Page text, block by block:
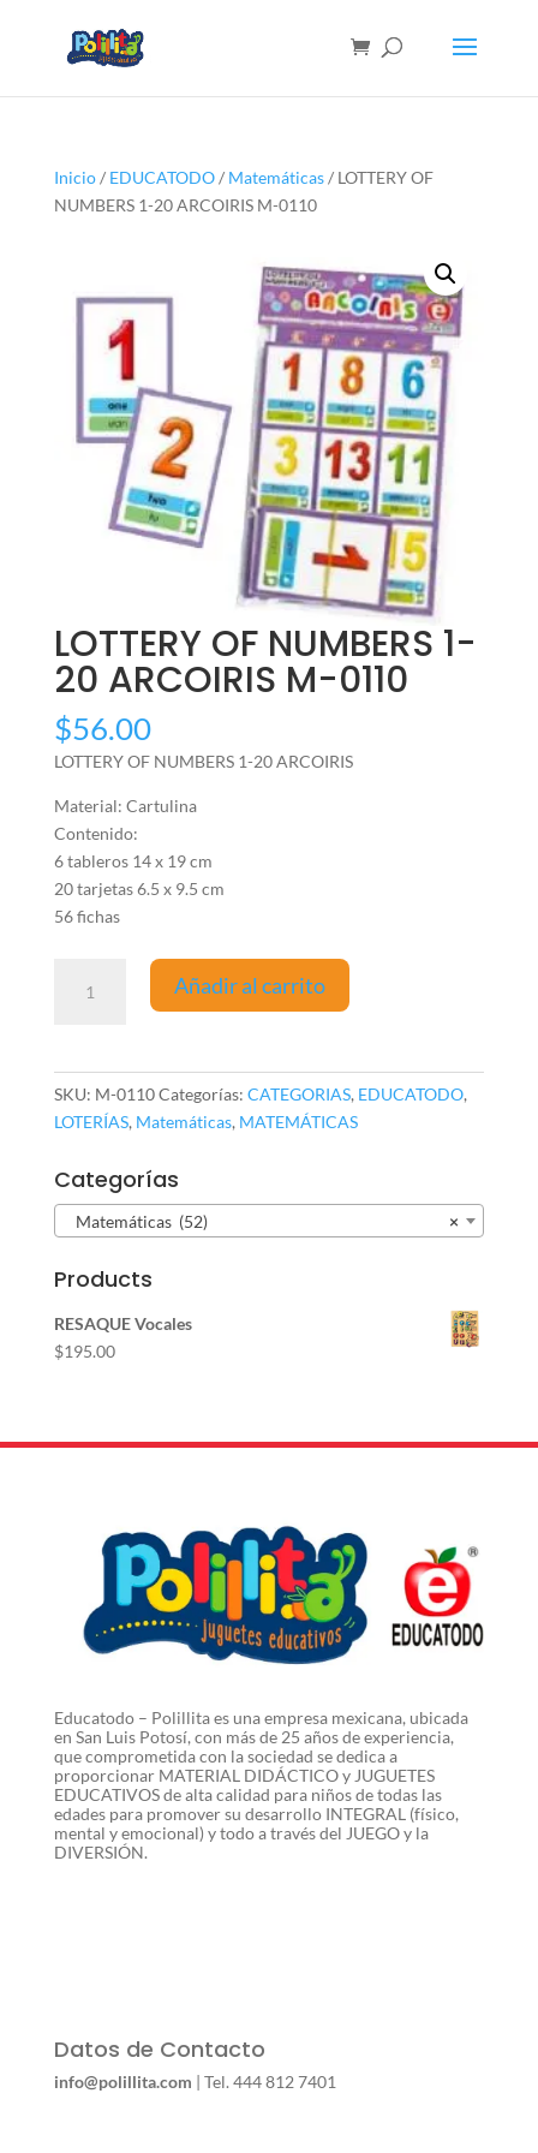
Inicio/ EDUCATODO/ Matemáticas/ LOTTERY OF
NUMBERS 1-20 ARCOIRIS M-0110
LOTTERY OF NUMBERS 1-
20 ARCOIRIS M-0110
$56.00
LOTTERY OF NUMBERS 1-20 ARCOIRIS
Material: Cartulina
Contenido:
6 tableros 14 x 19 cm
20 tarjetas 6.5 x 9.5 cm
56 fichas
ARCOIRIS
cantidad
Añadir al carrito
SKU: M-0110Categorías: CATEGORIAS, EDUCATODO,
LOTERÍAS, Matemáticas, MATEMÁTICAS
Categorías
×
Matemáticas (52)
Products
RESAQUE Vocales
$195.00
Educatodo – Polillita es una empresa mexicana, ubicada
en San Luis Potosí, con más de 25 años de experiencia,
que comprometida con la sociedad se dedica a
proporcionar MATERIAL DIDÁCTICO y JUGUETES
EDUCATIVOS de alta calidad para niños de todas las
edades para promover su desarrollo INTEGRAL (físico,
mental y emocional) y todo a través del JUEGO y la
DIVERSIÓN.
Datos de Contacto
info@polillita.com | Tel. 444 812 7401